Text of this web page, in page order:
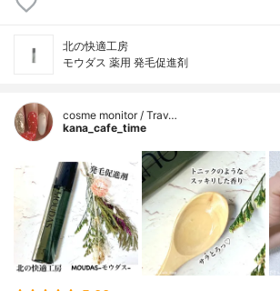
北の快適工房
モウダス 薬用 発毛促進剤
cosme monitor / Trav…
kana_cafe_time